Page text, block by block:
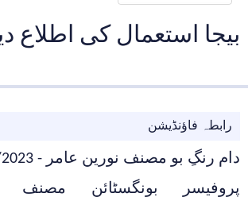
بیجا استعمال کی اطلاع
رابطہ فاؤنڈیشن
دام رنگِ بو مصنف نورین عامر - 4/16/2023
پروفیسر بونگسٹائن